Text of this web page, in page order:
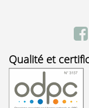
Qualité et